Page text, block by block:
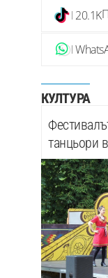
20.1K
КУЛТУРА
танцьори